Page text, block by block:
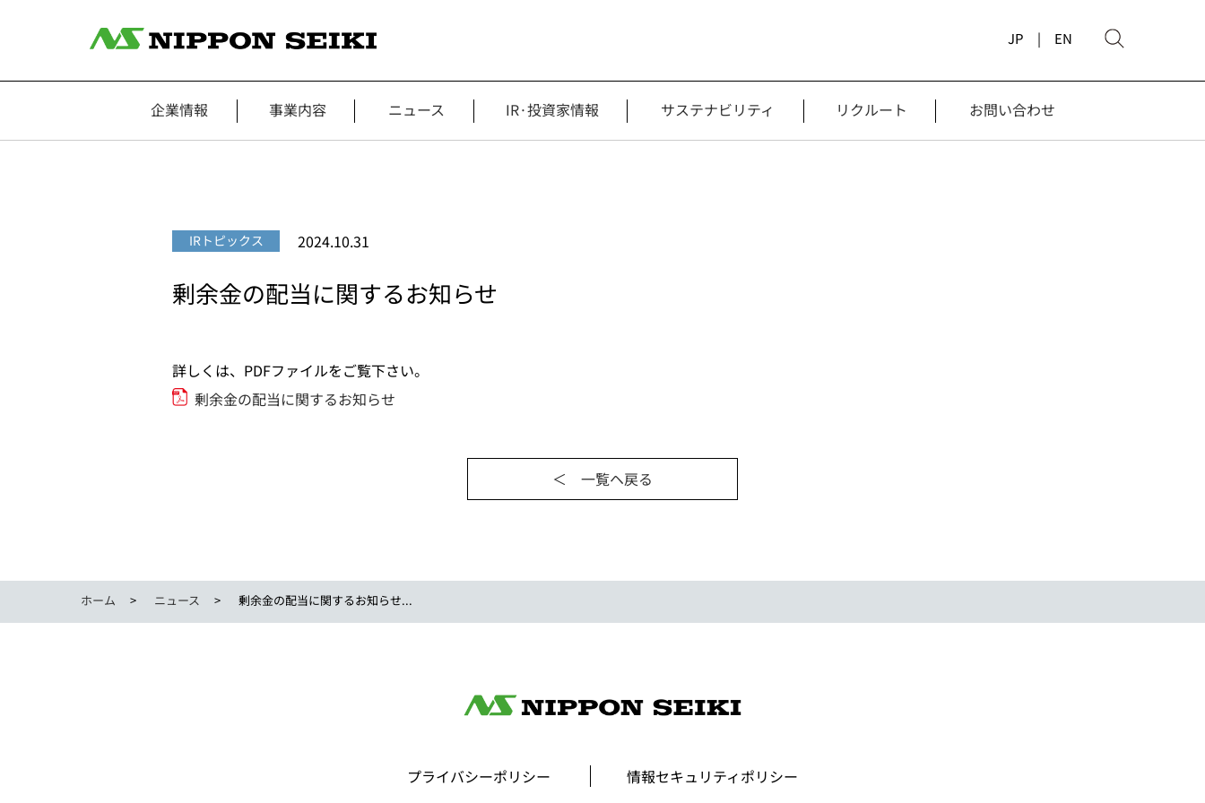
JP | EN
企業情報 事業内容 ニュース IR·投資家情報 サステナビリティ リクルート お問い合わせ
IRトピックス 2024.10.31
剰余金の配当に関するお知らせ
詳しくは、PDFファイルをご覧下さい。
剰余金の配当に関するお知らせ
＜ 一覧ヘ戻る
ホーム ニュース 剰余金の配当に関するお知らせ...
プライバシーポリシー 情報セキュリティポリシー